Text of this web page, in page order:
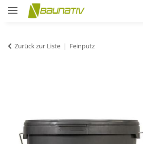
Zurück zur Liste Feinputz